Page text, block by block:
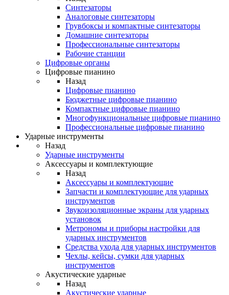
Синтезаторы
Аналоговые синтезаторы
Грувбоксы и компактные синтезаторы
Домашние синтезаторы
Профессиональные синтезаторы
Рабочие станции
Цифровые органы
Цифровые пианино
Назад
Цифровые пианино
Бюджетные цифровые пианино
Компактные цифровые пианино
Многофункциональные цифровые пианино
Профессиональные цифровые пианино
Ударные инструменты
Назад
Ударные инструменты
Аксессуары и комплектующие
Назад
Аксессуары и комплектующие
Запчасти и комплектующие для ударных
инструментов
Звукоизоляционные экраны для ударных
установок
Метрономы и приборы настройки для
ударных инструментов
Средства ухода для ударных инструментов
Чехлы, кейсы, сумки для ударных
инструментов
Акустические ударные
Назад
Акустические ударные